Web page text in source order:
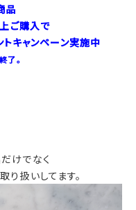
品
ご購入で
トキャンペーン実施中
了。
けでなく
扱いしてます。